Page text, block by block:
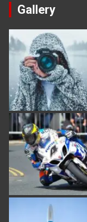
Gallery